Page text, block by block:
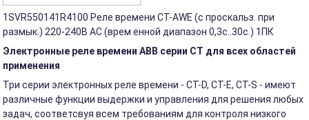
1SVR550141R4100 Реле времени CT-AWE (с проскальз. при
размык.) 220-240В AC (врем енной диапазон 0,3с..30с.) 1ПК
Электронные реле времени ABB серии CT для всех областей
применения
Три серии электронных реле времени - CT-D, CT-E, CT-S - имеют
различные функции выдержки и управления для решения любых
задач, соответсвуя всем требованиям для контроля низкого